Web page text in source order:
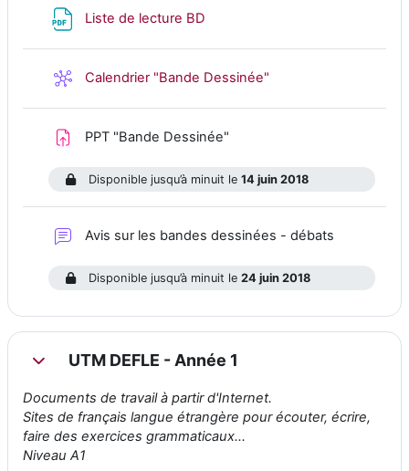
Liste de lecture BD
Calendrier "Bande Dessinée"
PPT "Bande Dessinée"
Disponible jusqu’à minuit le14 juin 2018
Avis sur les bandes dessinées - débats
Disponible jusqu’à minuit le24 juin 2018
ReplierUTM DEFLE - Année 1
Documents de travail à partir d'Internet.
Sites de français langue étrangère pour écouter, écrire,
faire des exercices grammaticaux...
Niveau A1